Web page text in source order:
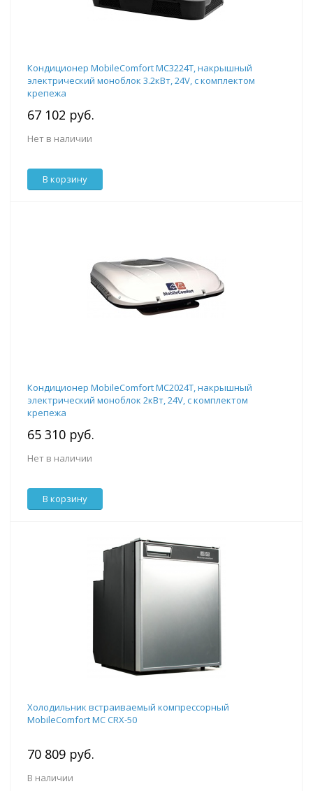
Кондиционер MobileComfort MC3224T, накрышный
электрический моноблок 3.2кВт, 24V, с комплектом
крепежа
67 102 руб.
Нет в наличии
В корзину
Кондиционер MobileComfort MC2024T, накрышный
электрический моноблок 2кВт, 24V, с комплектом
крепежа
65 310 руб.
Нет в наличии
В корзину
Холодильник встраиваемый компрессорный
MobileComfort MC CRX-50
70 809 руб.
В наличии